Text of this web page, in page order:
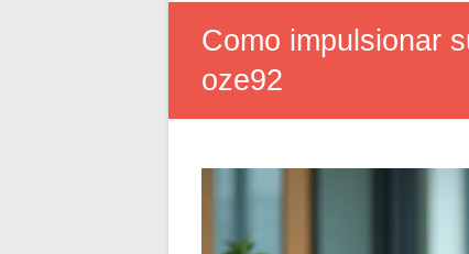
Como impulsionar
oze92